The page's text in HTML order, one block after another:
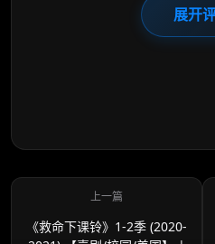
展开
《救命下课铃》1-2季 (2020-